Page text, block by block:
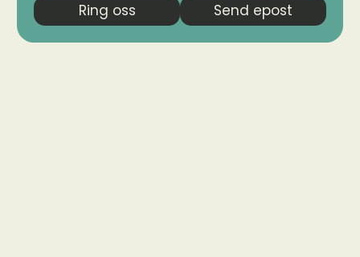
Ring oss Send epost